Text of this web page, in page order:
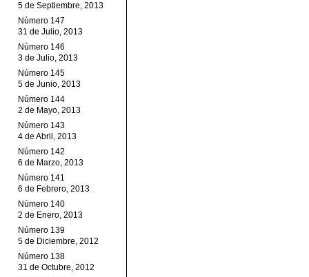
5 de Septiembre, 2013
Número 147
31 de Julio, 2013
Número 146
3 de Julio, 2013
Número 145
5 de Junio, 2013
Número 144
2 de Mayo, 2013
Número 143
4 de Abril, 2013
Número 142
6 de Marzo, 2013
Número 141
6 de Febrero, 2013
Número 140
2 de Enero, 2013
Número 139
5 de Diciembre, 2012
Número 138
31 de Octubre, 2012